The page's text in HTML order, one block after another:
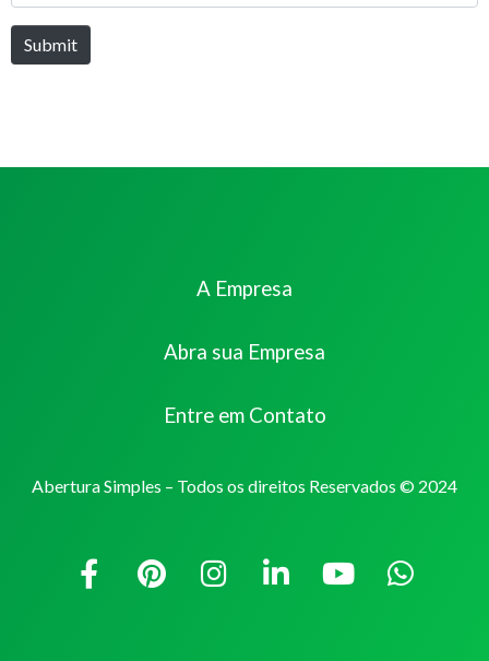
Submit
A Empresa
Abra sua Empresa
Entre em Contato
Abertura Simples – Todos os direitos Reservados © 2024